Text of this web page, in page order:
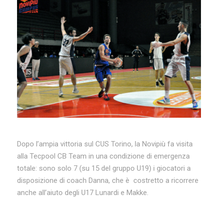
Dopo l’ampia vittoria sul CUS Torino, la Novipiù fa visita
alla Tecpool CB Team in una condizione di emergenza
totale: sono solo 7 (su 15 del gruppo U19) i giocatori a
disposizione di coach Danna, che è costretto a ricorrere
anche all’aiuto degli U17 Lunardi e Makke.